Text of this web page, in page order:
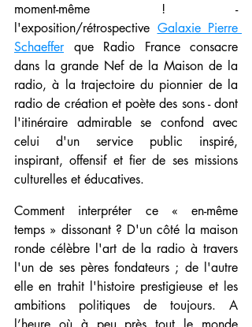
moment-même ! -
l'exposition/rétrospective Galaxie Pierre
Schaeffer que Radio France consacre
dans la grande Nef de la Maison de la
radio, à la trajectoire du pionnier de la
radio de création et poète des sons - dont
l'itinéraire admirable se confond avec
celui d'un service public inspiré,
inspirant, offensif et fier de ses missions
culturelles et éducatives.
Comment interpréter ce « en-même
temps » dissonant ? D'un côté la maison
ronde célèbre l'art de la radio à travers
l'un de ses pères fondateurs ; de l'autre
elle en trahit l'histoire prestigieuse et les
ambitions politiques de toujours. A